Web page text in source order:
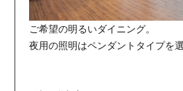
ご希望の明るいダイニング。
夜用の照明はペンダントタイプを